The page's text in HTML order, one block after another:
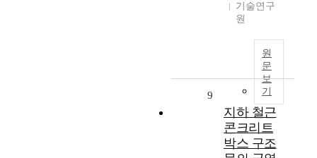
기술연구
원
원
문
보
기
9
지하 철근
콘크리트
박스 구조